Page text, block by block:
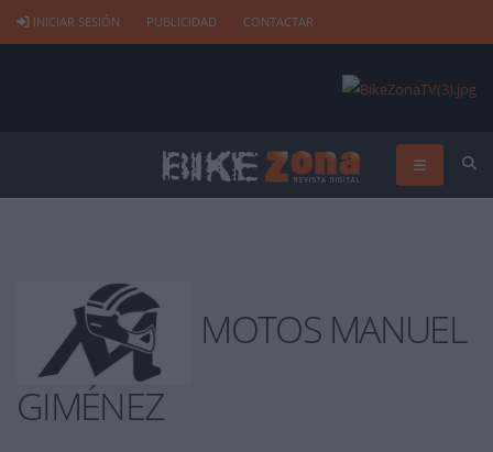
INICIAR SESIÓN PUBLICIDAD CONTACTAR
MOTOS MANUEL
GIMÉNEZ